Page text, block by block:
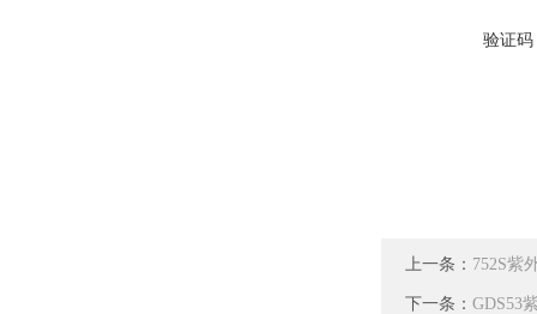
验证码
上一条： 752S紫
下一条： GDS53